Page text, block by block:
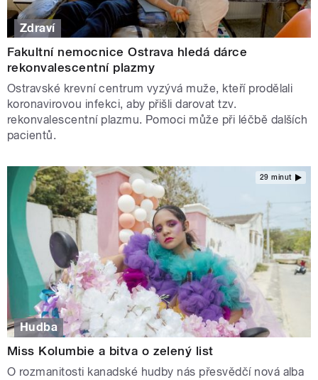
Zdraví
Fakultní nemocnice Ostrava hledá dárce
rekonvalescentní plazmy
Ostravské krevní centrum vyzývá muže, kteří prodělali
koronavirovou infekci, aby přišli darovat tzv.
rekonvalescentní plazmu. Pomoci může při léčbě dalších
pacientů.
29 minut
Hudba
Miss Kolumbie a bitva o zelený list
O rozmanitosti kanadské hudby nás přesvědčí nová alba